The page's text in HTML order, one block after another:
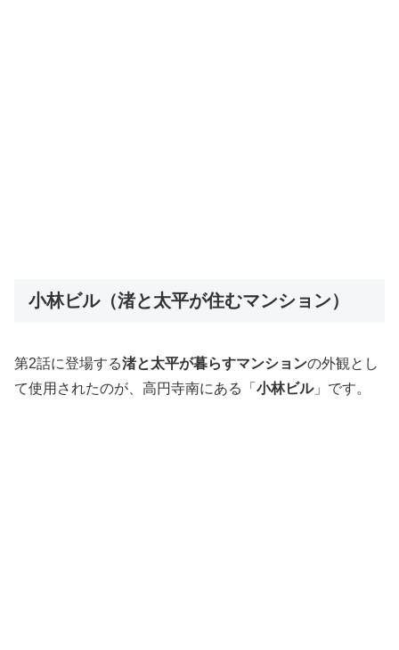
小林ビル（渚と太平が住むマンション）
第2話に登場する渚と太平が暮らすマンションの外観とし
て使用されたのが、高円寺南にある「 小林ビル」です。